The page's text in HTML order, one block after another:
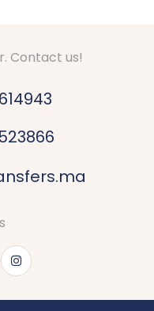
Contact us!